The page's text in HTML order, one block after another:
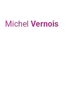
Michel Vernois